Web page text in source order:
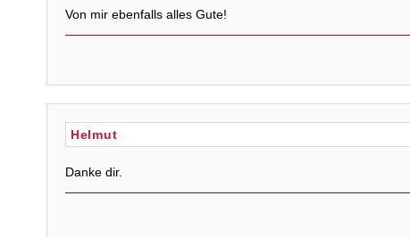
Von mir ebenfalls alles Gute!
Helmut
Danke dir.